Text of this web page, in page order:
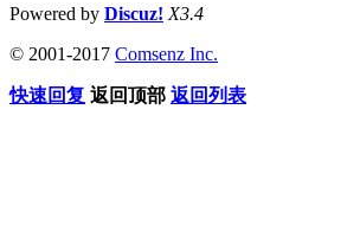
Powered by Discuz! X3.4
© 2001-2017 Comsenz Inc.
快速回复 返回顶部 返回列表